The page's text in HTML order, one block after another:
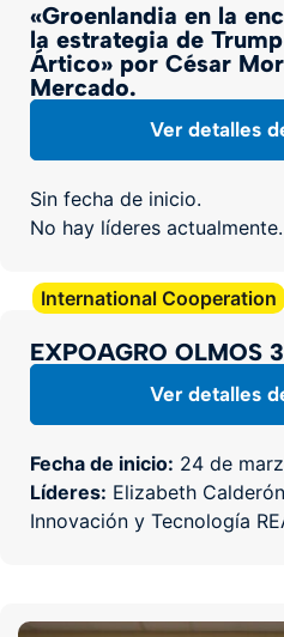
«Groenlandia en la
la estrategia de
Ártico» por César
Mercado.
Ver detalles
Sin fecha de inicio.
No hay líderes actualmente.
International Cooperation
EXPOAGRO OLMOS
Ver detalles
Fecha de inicio: 24 de
Líderes: Elizabeth
Innovación y Tecnología